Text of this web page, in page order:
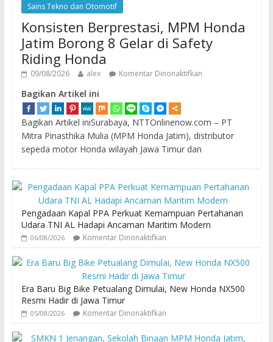
Sains Tekno dan Otomotif
Konsisten Berprestasi, MPM Honda
Jatim Borong 8 Gelar di Safety
Riding Honda
09/08/2026 alex Komentar Dinonaktifkan
Bagikan Artikel ini
Bagikan Artikel iniSurabaya, NTTOnlinenow.com – PT
Mitra Pinasthika Mulia (MPM Honda Jatim), distributor
sepeda motor Honda wilayah Jawa Timur dan
Pengadaan Kapal PPA Perkuat Kemampuan Pertahanan
Udara TNI AL Hadapi Ancaman Maritim Modern
06/08/2026 Komentar Dinonaktifkan
Era Baru Big Bike Petualang Dimulai, New Honda NX500
Resmi Hadir di Jawa Timur
05/08/2026 Komentar Dinonaktifkan